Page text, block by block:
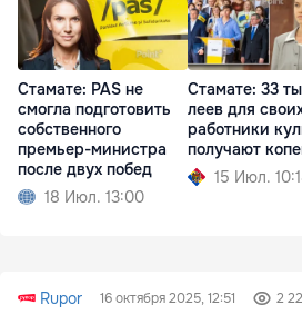
Стамате: PAS не
смогла подготовить
собственного
премьер-министра
после двух побед
18 Июл. 13:00
Стамате: 33
леев для
работники
получают
15 Июл.
Rupor 16 октября 2025, 12:51 2